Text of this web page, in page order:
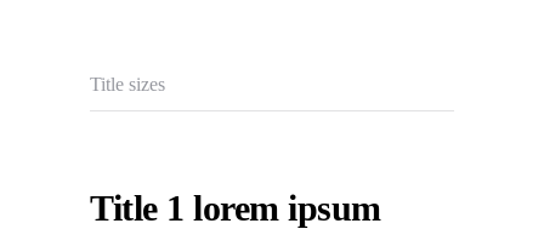
Title sizes
Title 1 lorem ipsum